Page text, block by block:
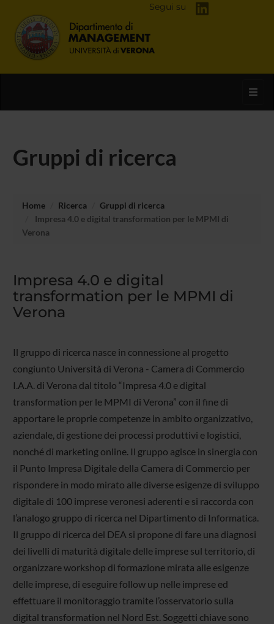
Segui su
Gruppi di ricerca
Home Ricerca
Gruppi di ricerca
Impresa 4.0 e digital transformation per le MPMI di
Verona
Impresa 4.0 e digital
transformation per le MPMI di
Verona
Il gruppo di ricerca nasce in connessione al progetto
congiunto Università di Verona - Camera di Commercio
I.A.A. di Verona dal titolo “Impresa 4.0 e digital
transformation per le MPMI di Verona” con il fine di
apportare le proprie competenze in ambito organizzativo,
aziendale, di gestione dei processi produttivi e logistici,
nonché di marketing online. Il gruppo agisce in sinergia con
il Punto Impresa Digitale della Camera di Commercio per
rispondere in modo mirato alle diverse esigenze di sviluppo
digitale di 100 imprese veronesi aderenti e si raccorda con
l’analogo gruppo di ricerca nel Dipartimento di Informatica.
Il gruppo di ricerca del DEA si propone di fare una diagnosi
dei livelli di maturità digitale delle imprese sul territorio, di
organizzare workshop di formazione mirata alle esigenze
delle imprese, di eseguire follow up nelle imprese ed
effettuare il monitoraggio tramite l’osservatorio sulla
digital transformation nel Nord Est. Soggetti chiave sono